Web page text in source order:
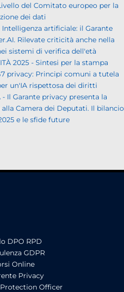
del Comitato europeo per la
dei dati
Intelligenza artificiale: il Garante
Rilevate criticità anche nella
sistemi di verifica dell'età
2025 - Sintesi per la stampa
privacy: Principi comuni a tutela
un'IA rispettosa dei diritti
- Il Garante privacy presenta la
Camera dei Deputati. Il bilancio
e le sfide future
DPO RPD
GDPR
Online
Privacy
Officer